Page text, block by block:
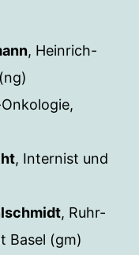
, Heinrich-
, Internist und
, Ruhr-
Basel (gm)